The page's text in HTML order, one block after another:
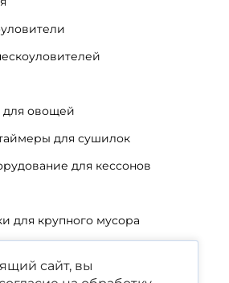
овощей
для сушилок
для кессонов
для крупного мусора
сайт, вы